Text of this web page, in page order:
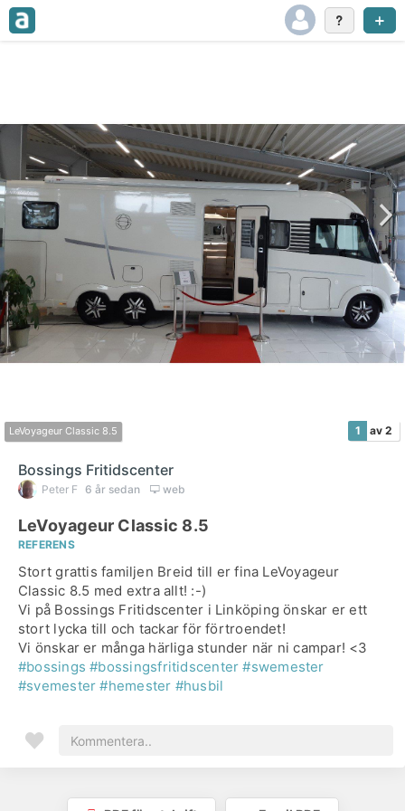
LeVoyageur Classic 8.5 1 av 2
Bossings Fritidscenter
Peter F 6 år sedan web
LeVoyageur Classic 8.5
REFERENS
Stort grattis familjen Breid till er fina LeVoyageur
Classic 8.5 med extra allt! :-)
Vi på Bossings Fritidscenter i Linköping önskar er ett
stort lycka till och tackar för förtroendet!
#bossings #bossingsfritidscenter #swemester
#svemester #hemester #husbil